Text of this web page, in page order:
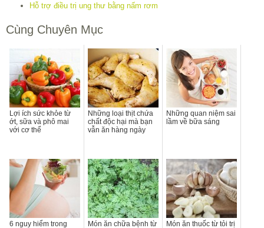
Hỗ trợ điều trị ung thư bằng nấm rơm
Cùng Chuyên Mục
Lợi ích sức khỏe từ
ớt, sữa và phô mai
với cơ thể
Những loại thịt chứa
chất độc hại mà bạn
vẫn ăn hàng ngày
Những quan niệm sai
lầm về bữa sáng
6 nguy hiểm trong
Món ăn chữa bệnh từ
Món ăn thuốc từ tỏi trị